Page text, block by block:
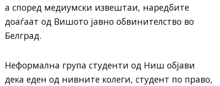
а според медиумски извештаи, наредбите
доаѓаат од Вишото јавно обвинителство во
Белград.
Неформална група студенти од Ниш објави
дека еден од нивните колеги, студент по право,